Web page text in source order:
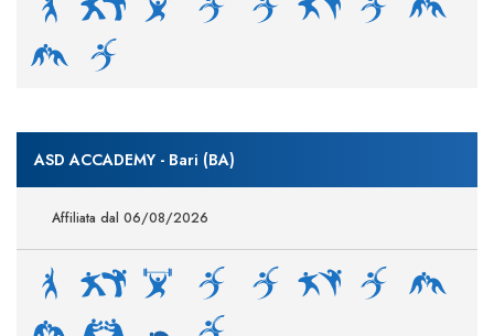
ASD ACCADEMY - Bari (BA)
Affiliata dal 06/08/2026